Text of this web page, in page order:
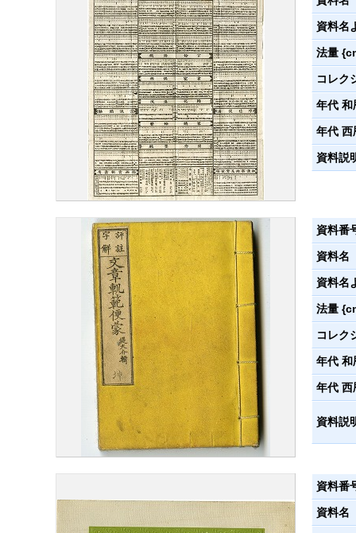
資料名
法量
コレク
年代 和
年代 西
資料説
資料番
資料名
資料名
法量
コレク
年代 和
年代 西
資料説
資料番
資料名